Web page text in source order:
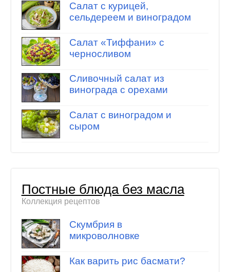
Салат с курицей,
сельдереем и виноградом
Салат «Тиффани» с
черносливом
Сливочный салат из
винограда с орехами
Салат с виноградом и
сыром
Постные блюда без масла
Коллекция рецептов
Скумбрия в
микроволновке
Как варить рис басмати?